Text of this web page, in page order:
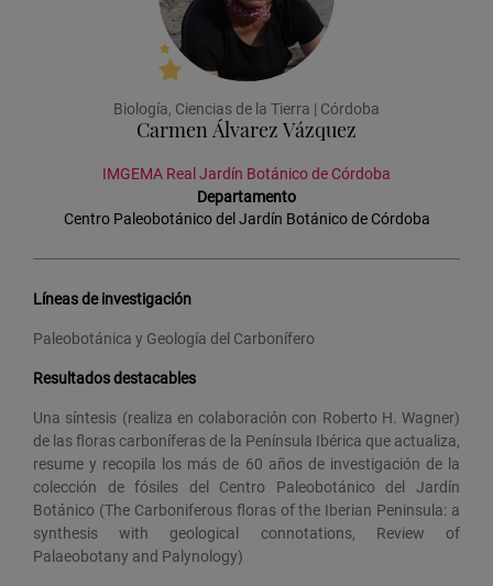
Biología, Ciencias de la Tierra | Córdoba
Carmen Álvarez Vázquez
IMGEMA Real Jardín Botánico de Córdoba
Departamento
Centro Paleobotánico del Jardín Botánico de Córdoba
Líneas de investigación
Paleobotánica y Geología del Carbonífero
Resultados destacables
Una síntesis (realiza en colaboración con Roberto H. Wagner)
de las floras carboníferas de la Península Ibérica que actualiza,
resume y recopila los más de 60 años de investigación de la
colección de fósiles del Centro Paleobotánico del Jardín
Botánico (The Carboniferous floras of the Iberian Peninsula: a
synthesis with geological connotations, Review of
Palaeobotany and Palynology)